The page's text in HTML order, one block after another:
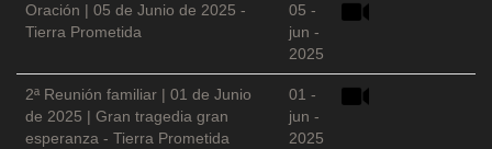
Oración | 05 de Junio de 2025 -
Tierra Prometida
05 -
jun -
2025
2ª Reunión familiar | 01 de Junio
de 2025 | Gran tragedia gran
esperanza - Tierra Prometida
01 -
jun -
2025